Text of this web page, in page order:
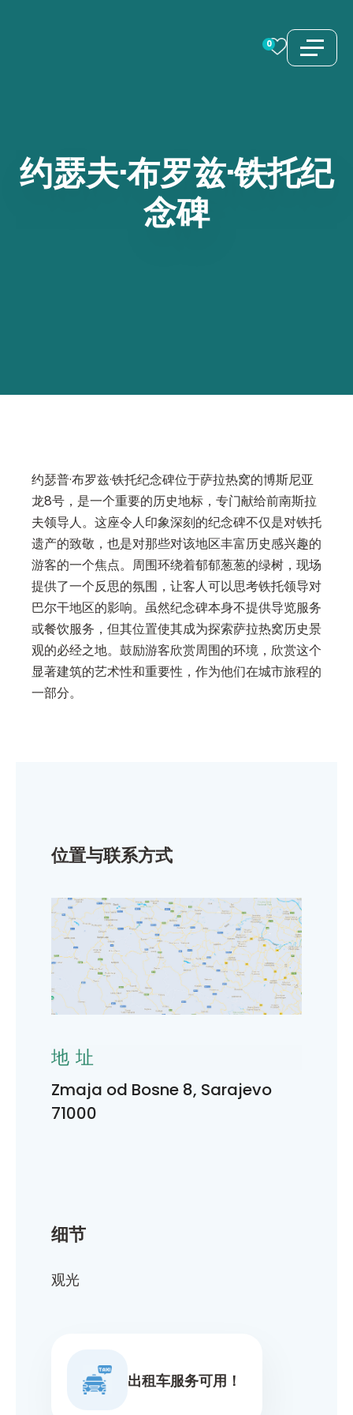
0
约瑟夫·布罗兹·铁托纪
念碑
约瑟普·布罗兹·铁托纪念碑位于萨拉热窝的博斯尼亚
龙8号，是一个重要的历史地标，专门献给前南斯拉
夫领导人。这座令人印象深刻的纪念碑不仅是对铁托
遗产的致敬，也是对那些对该地区丰富历史感兴趣的
游客的一个焦点。周围环绕着郁郁葱葱的绿树，现场
提供了一个反思的氛围，让客人可以思考铁托领导对
巴尔干地区的影响。虽然纪念碑本身不提供导览服务
或餐饮服务，但其位置使其成为探索萨拉热窝历史景
观的必经之地。鼓励游客欣赏周围的环境，欣赏这个
显著建筑的艺术性和重要性，作为他们在城市旅程的
一部分。
细节
观光
出租车服务可用！
位置与联系方式
地址
Zmaja od Bosne 8, Sarajevo
71000